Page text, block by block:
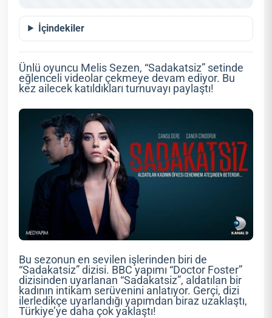
İçindekiler
Ünlü oyuncu Melis Sezen, “Sadakatsiz” setinde
eğlenceli videolar çekmeye devam ediyor. Bu
kez ailecek katıldıkları turnuvayı paylaştı!
Bu sezonun en sevilen işlerinden biri de
“Sadakatsiz” dizisi. BBC yapımı “Doctor Foster”
dizisinden uyarlanan “Sadakatsiz”, aldatılan bir
kadının intikam serüvenini anlatıyor. Gerçi, dizi
ilerledikçe uyarlandığı yapımdan biraz uzaklaştı,
Türkiye’ye daha çok yaklaştı!